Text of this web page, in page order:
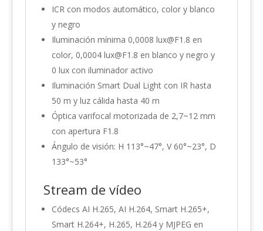
ICR con modos automático, color y blanco
y negro
Iluminación mínima 0,0008 lux@F1.8 en
color, 0,0004 lux@F1.8 en blanco y negro y
0 lux con iluminador activo
Iluminación Smart Dual Light con IR hasta
50 m y luz cálida hasta 40 m
Óptica varifocal motorizada de 2,7~12 mm
con apertura F1.8
Ángulo de visión: H 113°~47°, V 60°~23°, D
133°~53°
Stream de vídeo
Códecs AI H.265, AI H.264, Smart H.265+,
Smart H.264+, H.265, H.264 y MJPEG en